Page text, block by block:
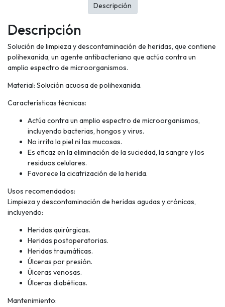
Descripción
Solución de limpieza y descontaminación de heridas, que contiene
polihexanida, un agente antibacteriano que actúa contra un
amplio espectro de microorganismos.
Material: Solución acuosa de polihexanida.
Características técnicas:
Actúa contra un amplio espectro de microorganismos,
incluyendo bacterias, hongos y virus.
No irrita la piel ni las mucosas.
Es eficaz en la eliminación de la suciedad, la sangre y los
residuos celulares.
Favorece la cicatrización de la herida.
Usos recomendados:
Limpieza y descontaminación de heridas agudas y crónicas,
incluyendo:
Heridas quirúrgicas.
Heridas postoperatorias.
Heridas traumáticas.
Úlceras por presión.
Úlceras venosas.
Úlceras diabéticas.
Mantenimiento:
Descripción